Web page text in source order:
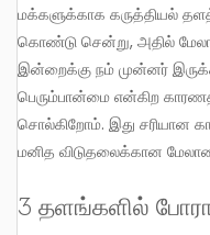
மக்களுக்காக கருத்தியல்
கொண்டு சென்று, அதில்
இன்றைக்கு நம் முன்னர்
பெரும்பான்மை என்கிற
சொல்கிறோம். இது சரியான
மனித விடுதலைக்கான
3 தளங்களில்